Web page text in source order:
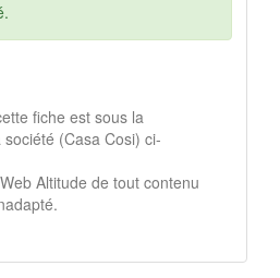
fiche est sous la
(Casa Cosi) ci-
Web Altitude de tout contenu